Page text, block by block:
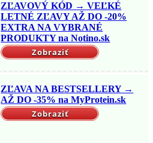
ZĽAVOVÝ KÓD → VEĽKÉ
LETNÉ ZĽAVY AŽ DO -20%
EXTRA NA VYBRANÉ
PRODUKTY na Notino.sk
Zobraziť
ZĽAVA NA BESTSELLERY →
AŽ DO -35% na MyProtein.sk
Zobraziť